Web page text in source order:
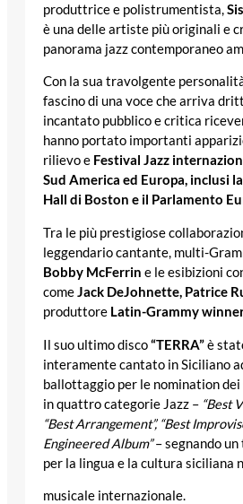
produttrice e polistrumentista,
è una delle artiste più originali e
panorama jazz contemporaneo
Con la sua travolgente
fascino di una voce che arriva
incantato pubblico e critica
hanno portato importanti
rilievo e Festival Jazz
Sud America ed Europa, inclusi
Hall di Boston e il Parlamento
Tra le più prestigiose
leggendario cantante, multi-
Bobby McFerrin e le esibizioni
comeJack DeJohnette, Patrice
produttore Latin-Grammy
Il suo ultimo disco“TERRA”è
interamente cantato in Siciliano
ballottaggio per le nomination dei
in quattro categorie Jazz – “Best
“Best Arrangement”, “Best
Engineered Album”– segnando
per la lingua e la cultura siciliana
musicale internazionale.